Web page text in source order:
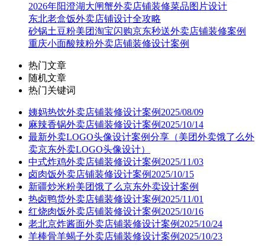
2026年阳澄湖大闸蟹外卖店铺装修菜品图片设计
东北老盒饭外卖店铺设计全攻略
砂锅土豆粉美团淘宝闪购京东秒送外卖店铺装修案例
重庆小面酸辣粉外卖店铺装修设计案例
热门文章
随机文章
热门关键词
姨妈热饮外卖店铺装修设计案例2025/08/09
麻辣香锅外卖店铺装修设计案例2025/10/14
最新外卖LOGO头像设计案例分享（美团外卖饿了么外
卖京东外卖LOGO头像设计）
中式炸鸡外卖店铺装修设计案例2025/11/03
卤肉饭外卖店铺装修设计案例2025/10/15
新疆炒米粉美团饿了么京东外卖设计案例
热卤鸭货外卖店铺装修设计案例2025/11/01
红烧肉饭外卖店铺装修设计案例2025/10/16
老北京炸酱面外卖店铺装修设计案例2025/10/24
羊棒骨羊蝎子外卖店铺装修设计案例2025/10/23